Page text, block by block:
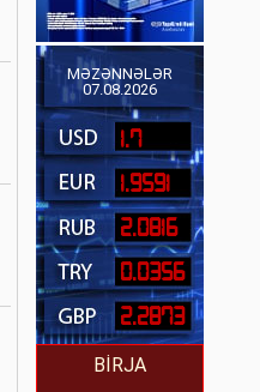
MƏZƏNNƏLƏR
07.08.2026
1.7
1.9591
2.0816
0.0356
2.2873
BİRJA